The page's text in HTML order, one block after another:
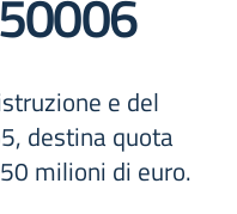
e del
destina quota
milioni di euro.